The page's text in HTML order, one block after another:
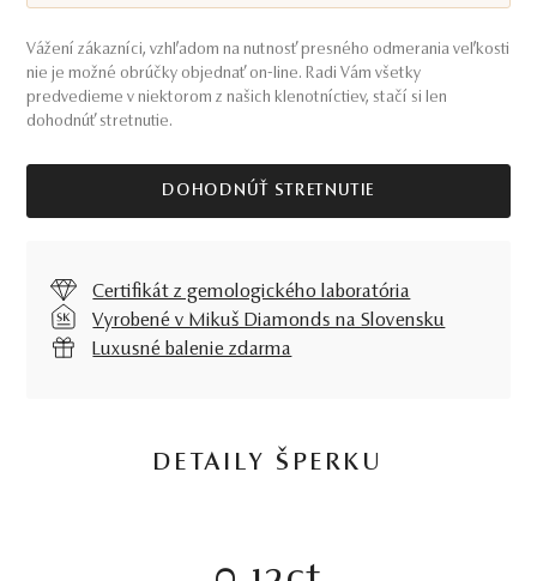
Vážení zákazníci, vzhľadom na nutnosť presného odmerania veľkosti
nie je možné obrúčky objednať on-line. Radi Vám všetky
predvedieme v niektorom z našich klenotníctiev, stačí si len
dohodnúť stretnutie.
DOHODNÚŤ STRETNUTIE
Certifikát z gemologického laboratória
Vyrobené v Mikuš Diamonds na Slovensku
Luxusné balenie zdarma
DETAILY ŠPERKU